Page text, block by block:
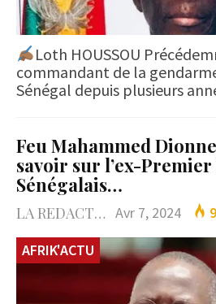
Loth HOUSSOU
commandant de la
Sénégal depuis plusieurs
Feu Mahammed
savoir sur l’ex-
Sénégalais…
LA REDACTION Avr 7, 2024
AFRIK'ACTU